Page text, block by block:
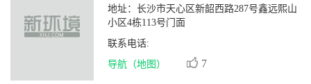
地址： 长沙市天心区新韶西路287号鑫远熙山
小区4栋113号门面
联系电话:
导航（地图）
7